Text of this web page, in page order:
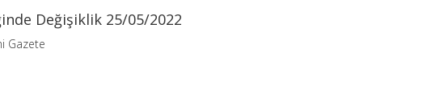
Değişiklik 25/05/2022
Gazete